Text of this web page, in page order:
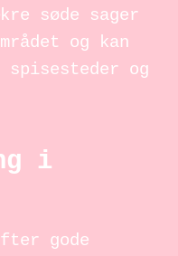
søde sager
og kan
og
i
gode